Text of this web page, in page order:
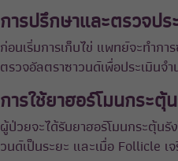
การปรึกษาและตรวจปร
ก่อนเริ่มการเก็บไข่ แพทย์จะทำก
ตรวจอัลตราซาวนด์เพื่อประเมินจ
การใช้ยาฮอร์โมนกระตุ้
ผู้ป่วยจะได้รับยาฮอร์โมนกระตุ้น
วนด์เป็นระยะ และเมื่อ Follicle